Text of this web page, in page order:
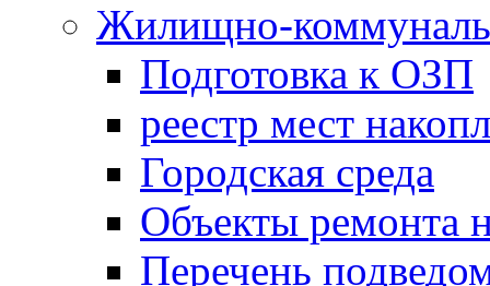
Жилищно-
Подготовка к ОЗП
реестр мест
Городская среда
Объекты ремонта
Перечень